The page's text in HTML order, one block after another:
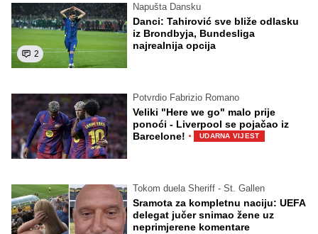
2
Napušta Dansku
Danci: Tahirović sve bliže odlasku
iz Brondbyja, Bundesliga
najrealnija opcija
Potvrdio Fabrizio Romano
Veliki "Here we go" malo prije
ponoći - Liverpool se pojačao iz
Barcelone! · UDARNA VIJEST
Tokom duela Sheriff - St. Gallen
Sramota za kompletnu naciju: UEFA
delegat jučer snimao žene uz
neprimjerene komentare